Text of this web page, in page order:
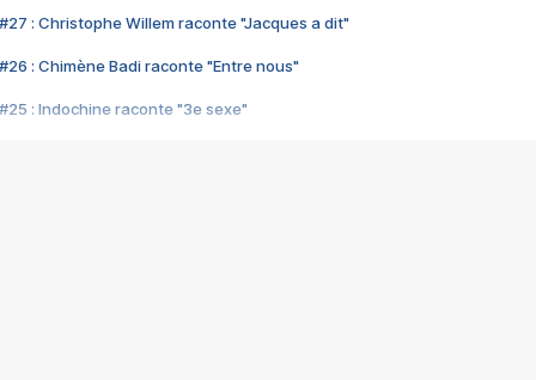
#27 : Christophe Willem raconte "Jacques a dit"
#26 : Chimène Badi raconte "Entre nous"
#25 : Indochine raconte "3e sexe"